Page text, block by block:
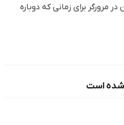
مرورگر برای زمانی که دوباره